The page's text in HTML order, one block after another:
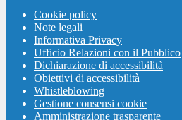
Cookie policy
Note legali
Informativa Privacy
Ufficio Relazioni con il Pubblico
Dichiarazione di accessibilità
Obiettivi di accessibilità
Whistleblowing
Gestione consensi cookie
Amministrazione trasparente